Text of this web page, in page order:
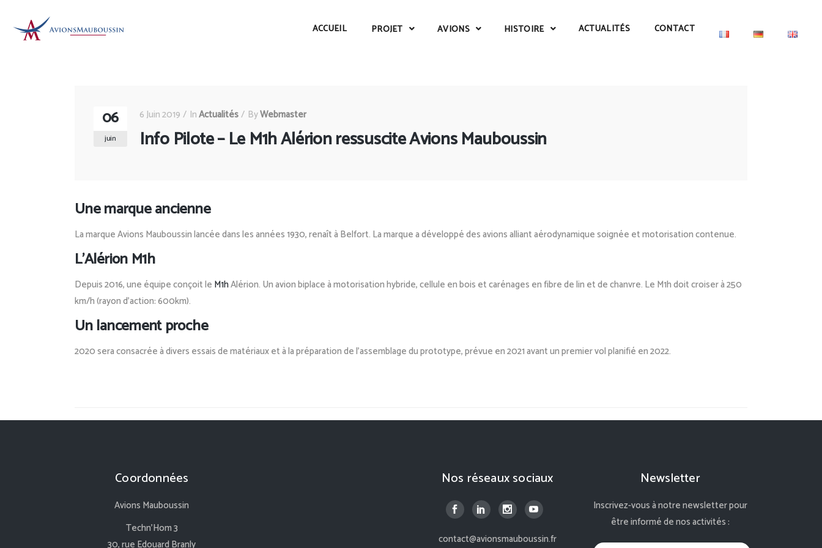
ACCUEIL PROJET AVIONS HISTOIRE ACTUALITÉS CONTACT
06
juin
6 Juin 2019 InActualités ByWebmaster
Info Pilote – Le M1h Alérion ressuscite Avions Mauboussin
Une marque ancienne
La marque Avions Mauboussin lancée dans les années 1930,renaît à Belfort. La marque a développé des avions alliant aérodynamique soignée et motorisation contenue.
L’Alérion M1h
Depuis2016,une équipeconçoit le M1hAlérion. Un avion biplace à motorisation hybride, cellule en bois etcarénages en fibre de lin et de chanvre. Le M1h doit croiser à 250
km/h (rayon d’action: 600km).
Un lancement proche
2020sera consacrée àdivers essaisde matériauxet à la préparationdel’assemblage duprototype,prévue en 2021 avant unpremiervol planifié en 2022.
Coordonnées
Avions Mauboussin
Techn’Hom 3
30, rue Edouard Branly
Nos réseaux sociaux
contact@avionsmauboussin.fr
Newsletter
Inscrivez-vous à notre newsletter pour
être informé de nos activités :